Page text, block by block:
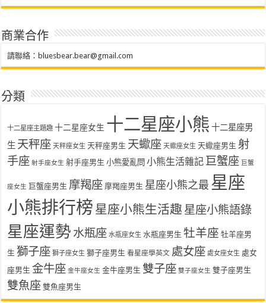
商業合作
請聯絡： bluesbear.bear@gmail.com
分類
十二星座主題趣 十二星座女生 十二星座小熊 十二星座男
生 天秤座 天秤座女生 天秤座男生 天蠍座 天蠍座女生 天蠍座男生 射
手座 射手座女生 射手座男生 小熊愛亂問 小熊生活雜記 巨蟹座 巨蟹
座女生 巨蟹座男生 摩羯座 摩羯座男生 星座小熊之最 星座
小熊排行榜 星座小熊生活趣 星座小熊語錄
星座運勢 水瓶座 水瓶座女生 水瓶座男生 牡羊座 牡羊座男
生 獅子座 獅子座女生 獅子座男生 看星座學英文 處女座 處女座女生 處女
座男生 金牛座 金牛座女生 金牛座男生 雙子座 雙子座女生 雙子座男生
雙魚座 雙魚座男生